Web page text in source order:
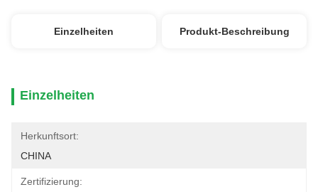
Einzelheiten Produkt-Beschreibung
Einzelheiten
Herkunftsort:
CHINA
Zertifizierung: